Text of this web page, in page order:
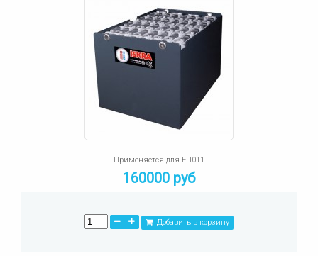
Применяется для ЕП011
160000 руб
Добавить в корзину